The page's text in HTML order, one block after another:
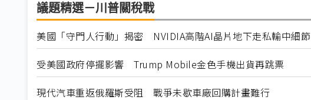
議題精選－川普關稅戰
美國「守門人行動」揭密 NVIDIA高階AI晶片地下走私輸中細節
受美國政府停擺影響 Trump Mobile金色手機出貨再跳票
現代汽車重返俄羅斯受阻 戰爭未歇車廠回購計畫難行